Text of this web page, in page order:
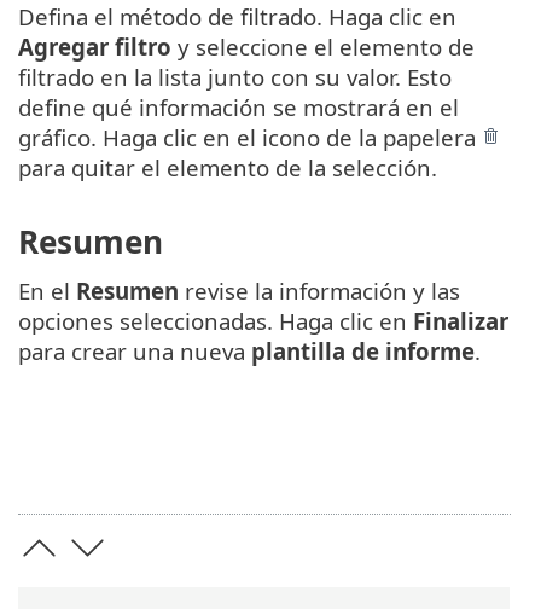
Defina el método de filtrado. Haga clic en
Agregar filtro y seleccione el elemento de
filtrado en la lista junto con su valor. Esto
define qué información se mostrará en el
gráfico. Haga clic en el icono de la papelera
para quitar el elemento de la selección.
Resumen
En el Resumen revise la información y las
opciones seleccionadas. Haga clic en Finalizar
para crear una nueva plantilla de informe.